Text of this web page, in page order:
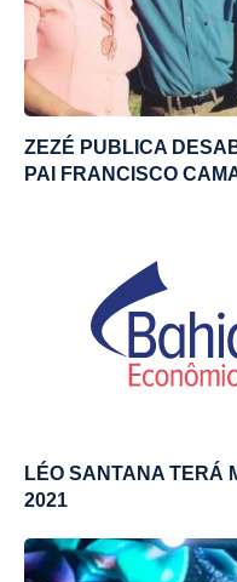
ZEZÉ PUBLICA
PAI FRANCISCO
LÉO SANTANA TERÁ
2021